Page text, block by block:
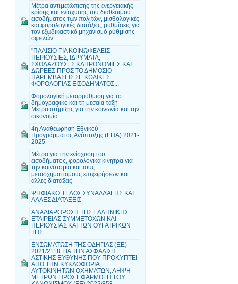
Mέτρα αντιμετώπισης της ενεργειακής
κρίσης και ενίσχυσης του διαθέσιμου
εισοδήματος των πολιτών, μισθολογικές
και φορολογικές διατάξεις, ρυθμίσεις για
τον εξωδικαστικό μηχανισμό ρύθμισης
οφειλών...
"ΠΛΑΙΣΙΟ ΓΙΑ ΚΟΙΝΩΦΕΛΕΙΣ
ΠΕΡΙΟΥΣΙΕΣ, ΙΔΡΥΜΑΤΑ,
ΣΧΟΛΑΖΟΥΣΕΣ ΚΛΗΡΟΝΟΜΙΕΣ ΚΑΙ
ΔΩΡΕΕΣ ΠΡΟΣ ΤΟ ΔΗΜΟΣΙΟ –
ΠΑΡΕΜΒΑΣΕΙΣ ΣΕ ΚΩΔΙΚΕΣ
ΦΟΡΟΛΟΓΙΑΣ ΕΙΣΟΔΗΜΑΤΟΣ...
Φορολογική μεταρρύθμιση για το
δημογραφικό και τη μεσαία τάξη –
Μέτρα στήριξης για την κοινωνία και την
οικονομία
4η Αναθεώρηση Εθνικού
Προγράμματος Ανάπτυξης (ΕΠΑ) 2021-
2025
Μέτρα για την ενίσχυση του
εισοδήματος, φορολογικά κίνητρα για
την καινοτομία και τους
μετασχηματισμούς επιχειρήσεων και
άλλες διατάξεις
ΨΗΦΙΑΚΟ ΤΕΛΟΣ ΣΥΝΑΛΛΑΓΗΣ ΚΑΙ
ΑΛΛΕΣ ΔΙΑΤΑΞΕΙΣ
ΑΝΑΔΙΑΡΘΡΩΣΗ ΤΗΣ ΕΛΛΗΝΙΚΗΣ
ΕΤΑΙΡΕΙΑΣ ΣΥΜΜΕΤΟΧΩΝ ΚΑΙ
ΠΕΡΙΟΥΣΙΑΣ ΚΑΙ ΤΩΝ ΘΥΓΑΤΡΙΚΩΝ
ΤΗΣ
ΕΝΣΩΜΑΤΩΣΗ ΤΗΣ ΟΔΗΓΙΑΣ (ΕΕ)
2021/2118 ΓΙΑ ΤΗΝ ΑΣΦΑΛΙΣΗ
ΑΣΤΙΚΗΣ ΕΥΘΥΝΗΣ ΠΟΥ ΠΡΟΚΥΠΤΕΙ
ΑΠΟ ΤΗΝ ΚΥΚΛΟΦΟΡΙΑ
ΑΥΤΟΚΙΝΗΤΩΝ ΟΧΗΜΑΤΩΝ, ΛΗΨΗ
ΜΕΤΡΩΝ ΠΡΟΣ ΕΦΑΡΜΟΓΗ ΤΟΥ